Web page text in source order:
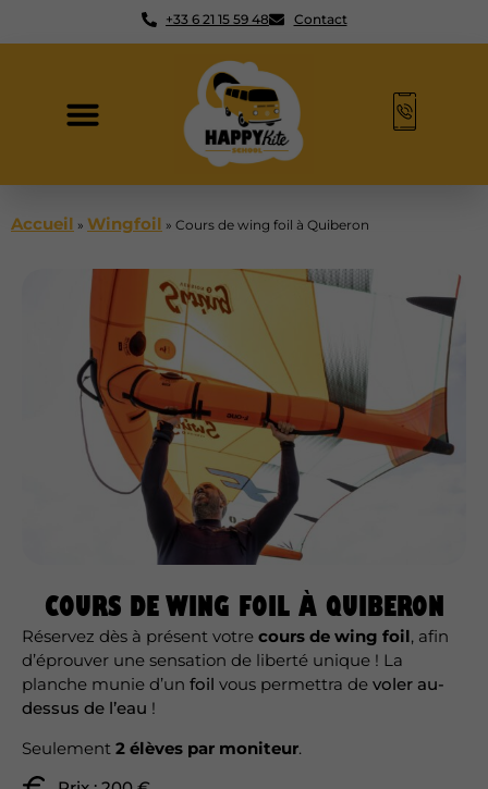
+33 6 21 15 59 48 Contact
Accueil » Wingfoil » Cours de wing foil à Quiberon
COURS DE WING FOIL À QUIBERON
Réservez dès à présent votre cours de wing foil, afin
d’éprouver une sensation de liberté unique ! La
planche munie d’un foil vous permettra de voler au-
dessus de l’eau !
Seulement 2 élèves par moniteur.